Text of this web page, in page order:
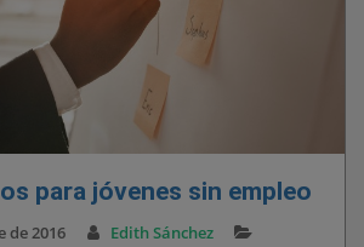
para jóvenes sin empleo
de 2016
Edith Sánchez